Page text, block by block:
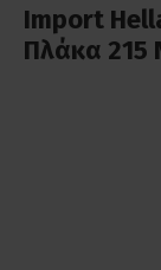
Import
Πλάκα 215